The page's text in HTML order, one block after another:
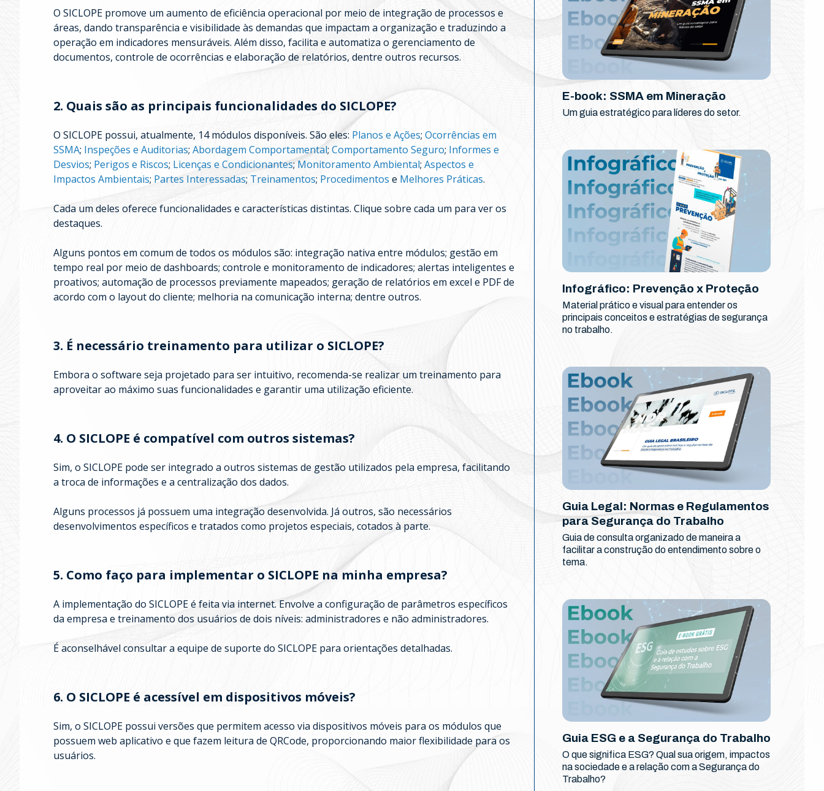
O SICLOPE promove um aumento de eficiência operacional por meio de integração de processos e
áreas, dando transparência e visibilidade às demandas que impactam a organização e traduzindo a
operação em indicadores mensuráveis. Além disso, facilita e automatiza o gerenciamento de
documentos, controle de ocorrências e elaboração de relatórios, dentre outros recursos.
2. Quais são as principais funcionalidades do SICLOPE?
O SICLOPE possui, atualmente, 14 módulos disponíveis. São eles: Planos e Ações; Ocorrências em
SSMA; Inspeções e Auditorias; Abordagem Comportamental; Comportamento Seguro; Informes e
Desvios; Perigos e Riscos; Licenças e Condicionantes; Monitoramento Ambiental; Aspectos e
Impactos Ambientais; Partes Interessadas; Treinamentos; Procedimentos e Melhores Práticas.
Cada um deles oferece funcionalidades e características distintas. Clique sobre cada um para ver os
destaques.
Alguns pontos em comum de todos os módulos são: integração nativa entre módulos; gestão em
tempo real por meio de dashboards; controle e monitoramento de indicadores; alertas inteligentes e
proativos; automação de processos previamente mapeados; geração de relatórios em excel e PDF de
acordo com o layout do cliente; melhoria na comunicação interna; dentre outros.
3. É necessário treinamento para utilizar o SICLOPE?
Embora o software seja projetado para ser intuitivo, recomenda-se realizar um treinamento para
aproveitar ao máximo suas funcionalidades e garantir uma utilização eficiente.
4. O SICLOPE é compatível com outros sistemas?
Sim, o SICLOPE pode ser integrado a outros sistemas de gestão utilizados pela empresa, facilitando
a troca de informações e a centralização dos dados.
Alguns processos já possuem uma integração desenvolvida. Já outros, são necessários
desenvolvimentos específicos e tratados como projetos especiais, cotados à parte.
5. Como faço para implementar o SICLOPE na minha empresa?
A implementação do SICLOPE é feita via internet. Envolve a configuração de parâmetros específicos
da empresa e treinamento dos usuários de dois níveis: administradores e não administradores.
É aconselhável consultar a equipe de suporte do SICLOPE para orientações detalhadas.
6. O SICLOPE é acessível em dispositivos móveis?
Sim, o SICLOPE possui versões que permitem acesso via dispositivos móveis para os módulos que
possuem web aplicativo e que fazem leitura de QRCode, proporcionando maior flexibilidade para os
usuários.
E-book: SSMA em Mineração
Um guia estratégico para líderes do setor.
Infográfico: Prevenção x Proteção
Material prático e visual para entender os
principais conceitos e estratégias de segurança
no trabalho.
Guia Legal: Normas e Regulamentos
para Segurança do Trabalho
Guia de consulta organizado de maneira a
facilitar a construção do entendimento sobre o
tema.
Guia ESG e a Segurança do Trabalho
O que significa ESG? Qual sua origem, impactos
na sociedade e a relação com a Segurança do
Trabalho?